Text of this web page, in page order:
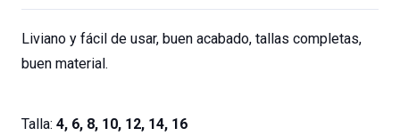
Liviano y fácil de usar, buen acabado, tallas completas,
buen material.
Talla: 4, 6, 8, 10, 12, 14, 16